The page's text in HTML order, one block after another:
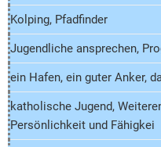
Kolping, Pfadfinder
Jugendliche ansprechen,
ein Hafen, ein guter Anker,
katholische Jugend,
Persönlichkeit und Fähigkei